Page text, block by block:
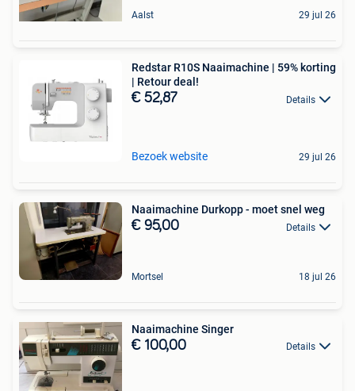
Aalst 29 jul 26
Redstar R10S Naaimachine | 59% korting
| Retour deal!
€ 52,87 Details
Bezoek website 29 jul 26
Naaimachine Durkopp - moet snel weg
€ 95,00 Details
Mortsel 18 jul 26
Naaimachine Singer
€ 100,00 Details